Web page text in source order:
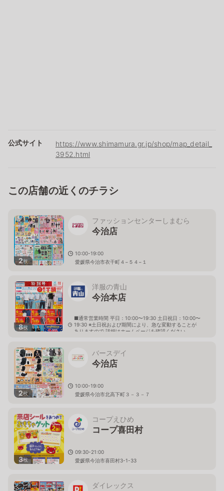
公式サイト
https://www.shimamura.gr.jp/shop/map_detail_
3952.html
この店舗の近くのチラシ
2枚
ファッションセンターしまむら
今治店
10:00-19:00
愛媛県今治市衣干町４−５４−１
8枚
洋服の青山
今治本店
■通常営業時間 平日：10:00〜19:30 土日祝日：10:00〜
19:30 ※土日祝および期間により、急な変動することが
ありますので 詳細はホームページを確認ください
2枚
バースデイ
今治店
10:00-19:00
愛媛県今治市北高下町３－３－７
3枚
コープえひめ
コープ喜田村
09:30-21:00
愛媛県今治市喜田村3-1-33
ダイレックス